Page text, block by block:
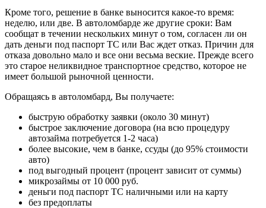
Кроме того, решение в банке выносится какое-то время:
неделю, или две. В автоломбарде же другие сроки: Вам
сообщат в течении нескольких минут о том, согласен ли он
дать деньги под паспорт ТС или Вас ждет отказ. Причин для
отказа довольно мало и все они весьма веские. Прежде всего
это старое неликвидное транспортное средство, которое не
имеет большой рыночной ценности.
Обращаясь в автоломбард, Вы получаете:
быструю обработку заявки (около 30 минут)
быстрое заключение договора (на всю процедуру
автозайма потребуется 1-2 часа)
более высокие, чем в банке, ссуды (до 95% стоимости
авто)
под выгодный процент (процент зависит от суммы)
микрозаймы от 10 000 руб.
деньги под паспорт ТС наличными или на карту
без предоплаты